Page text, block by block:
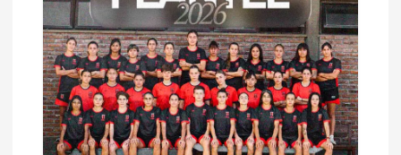
a
s